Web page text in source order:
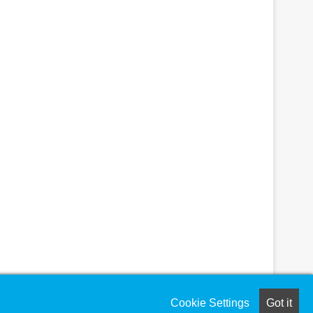
Cookie Settings Got it